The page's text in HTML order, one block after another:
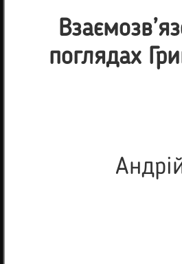
поглядах